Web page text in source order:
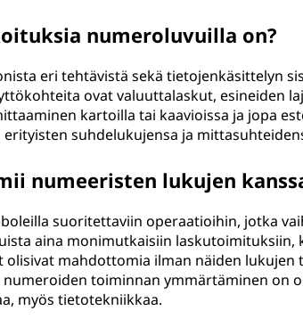
numeroluvuilla on?
eri tehtävistä sekä tietojenkäsittelyn
ovat valuuttalaskut, esineiden
kartoilla tai kaavioissa ja jopa
suhdelukujensa ja
numeeristen lukujen
suoritettaviin operaatioihin, jotka
aina monimutkaisiin laskutoimituksiin,
mahdottomia ilman näiden lukujen
toiminnan ymmärtäminen on
myös tietotekniikkaa.